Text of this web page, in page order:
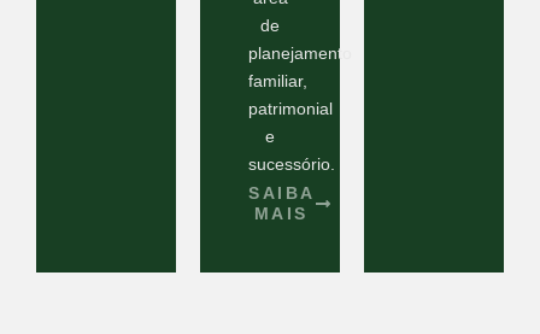
de
planejamento
familiar,
patrimonial
e
sucessório.
SAIBA
MAIS